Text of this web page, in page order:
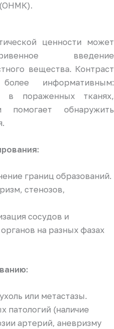
ценности может
введение
вещества. Контраст
информативным:
в пораженных тканях,
обнаружить
границ образований.
стенозов,
сосудов и
на разных фазах
или метастазы.
патологий (наличие
артерий, аневризму